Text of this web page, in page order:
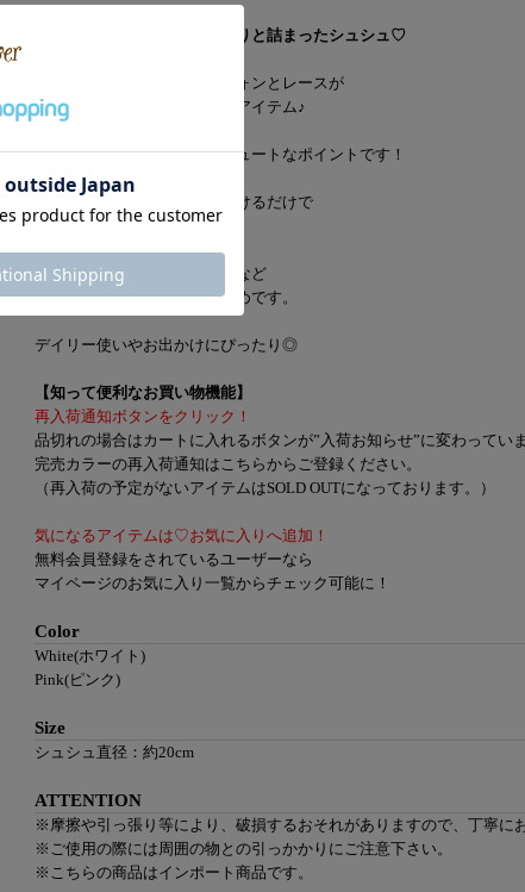
ガーリーなポイントがたっぷりと詰まったシュシュ♡
ふわっとエアリーな花柄シフォンとレースが
組み合わさったとっておきのアイテム♪
花柄生地のほんのりラメがキュートなポイントです！
ボリューミーなのでサッとつけるだけで
ヘアスタイルが華やかに♡
おだんごヘアやポニーテールなど
アップヘアアレンジにおすすめです。
デイリー使いやお出かけにぴったり◎
【知って便利なお買い物機能】
再入荷通知ボタンをクリック！
品切れの場合はカートに入れるボタンが”入荷お知らせ”に変わっていま
完売カラーの再入荷通知はこちらからご登録ください。
（再入荷の予定がないアイテムはSOLD OUTになっております。）
気になるアイテムは♡お気に入りへ追加！
無料会員登録をされているユーザーなら
マイページのお気に入り一覧からチェック可能に！
Color
White(ホワイト)
Pink(ピンク)
Size
シュシュ直径：約20cm
ATTENTION
※摩擦や引っ張り等により、破損するおそれがありますので、丁寧に
※ご使用の際には周囲の物との引っかかりにご注意下さい。
※こちらの商品はインポート商品です。